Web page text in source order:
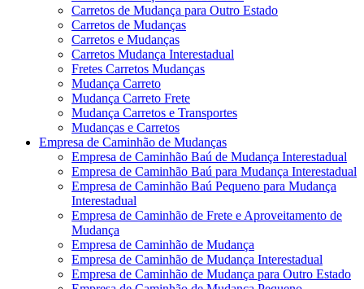
Carretos de Mudança para Outro Estado
Carretos de Mudanças
Carretos e Mudanças
Carretos Mudança Interestadual
Fretes Carretos Mudanças
Mudança Carreto
Mudança Carreto Frete
Mudança Carretos e Transportes
Mudanças e Carretos
Empresa de Caminhão de Mudanças
Empresa de Caminhão Baú de Mudança Interestadual
Empresa de Caminhão Baú para Mudança Interestadual
Empresa de Caminhão Baú Pequeno para Mudança
Interestadual
Empresa de Caminhão de Frete e Aproveitamento de
Mudança
Empresa de Caminhão de Mudança
Empresa de Caminhão de Mudança Interestadual
Empresa de Caminhão de Mudança para Outro Estado